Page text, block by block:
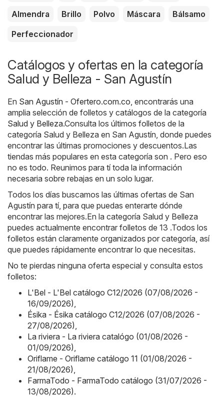
Almendra
Brillo Polvo Máscara
Bálsamo
Perfeccionador
Catálogos y ofertas en la categoría
Salud y Belleza - San Agustín
En San Agustín - Ofertero.com.co , encontrarás una
amplia selección de folletos y catálogos de la categoría
Salud y Belleza.Consulta los últimos folletos de la
categoría Salud y Belleza en San Agustín, donde puedes
encontrar las últimas promociones y descuentos.Las
tiendas más populares en esta categoría son . Pero eso
no es todo. Reunimos para tí toda la información
necesaria sobre rebajas en un solo lugar.
Todos los días buscamos las últimas ofertas de San
Agustín para tí, para que puedas enterarte dónde
encontrar las mejores.En la categoría Salud y Belleza
puedes actualmente encontrar folletos de 13 .Todos los
folletos están claramente organizados por categoría, así
que puedes rápidamente encontrar lo que necesitas.
No te pierdas ninguna oferta especial y consulta estos
folletos:
L'Bel - L'Bel catálogo C12/2026 (07/08/2026 -
16/09/2026)
Ésika - Ésika catálogo C12/2026 (07/08/2026 -
27/08/2026)
La riviera - La riviera catalógo (01/08/2026 -
01/09/2026)
Oriflame - Oriflame catálogo 11 (01/08/2026 -
21/08/2026)
FarmaTodo - FarmaTodo catálogo (31/07/2026 -
13/08/2026).